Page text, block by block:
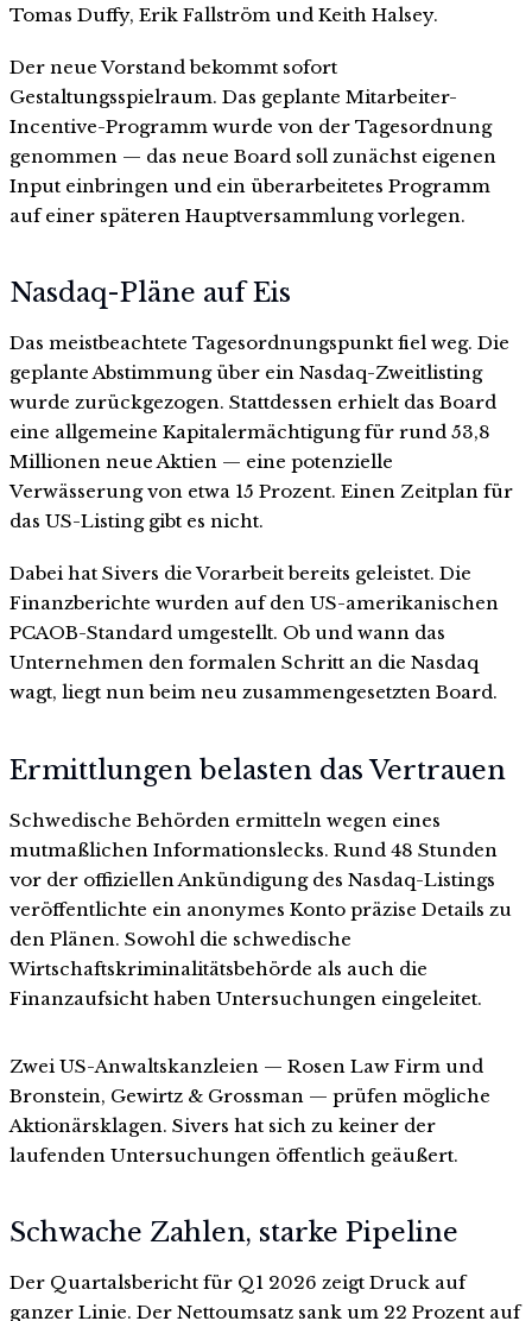
Tomas Duffy, Erik Fallström und Keith Halsey.
Der neue Vorstand bekommt sofort
Gestaltungsspielraum. Das geplante Mitarbeiter-
Incentive-Programm wurde von der Tagesordnung
genommen — das neue Board soll zunächst eigenen
Input einbringen und ein überarbeitetes Programm
auf einer späteren Hauptversammlung vorlegen.
Nasdaq-Pläne auf Eis
Das meistbeachtete Tagesordnungspunkt fiel weg. Die
geplante Abstimmung über ein Nasdaq-Zweitlisting
wurde zurückgezogen. Stattdessen erhielt das Board
eine allgemeine Kapitalermächtigung für rund 53,8
Millionen neue Aktien — eine potenzielle
Verwässerung von etwa 15 Prozent. Einen Zeitplan für
das US-Listing gibt es nicht.
Dabei hat Sivers die Vorarbeit bereits geleistet. Die
Finanzberichte wurden auf den US-amerikanischen
PCAOB-Standard umgestellt. Ob und wann das
Unternehmen den formalen Schritt an die Nasdaq
wagt, liegt nun beim neu zusammengesetzten Board.
Ermittlungen belasten das Vertrauen
Schwedische Behörden ermitteln wegen eines
mutmaßlichen Informationslecks. Rund 48 Stunden
vor der offiziellen Ankündigung des Nasdaq-Listings
veröffentlichte ein anonymes Konto präzise Details zu
den Plänen. Sowohl die schwedische
Wirtschaftskriminalitätsbehörde als auch die
Finanzaufsicht haben Untersuchungen eingeleitet.
Zwei US-Anwaltskanzleien — Rosen Law Firm und
Bronstein, Gewirtz & Grossman — prüfen mögliche
Aktionärsklagen. Sivers hat sich zu keiner der
laufenden Untersuchungen öffentlich geäußert.
Schwache Zahlen, starke Pipeline
Der Quartalsbericht für Q1 2026 zeigt Druck auf
ganzer Linie. Der Nettoumsatz sank um 22 Prozent auf